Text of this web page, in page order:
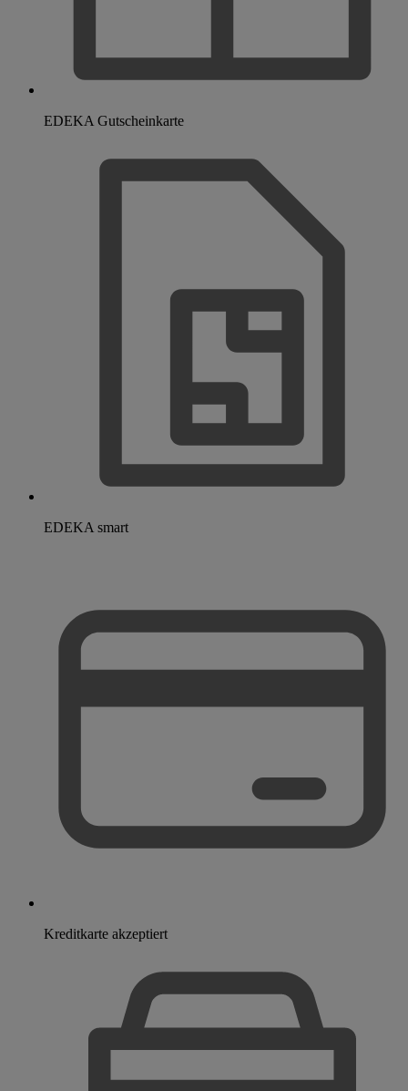
EDEKA Gutscheinkarte
EDEKA smart
Kreditkarte akzeptiert